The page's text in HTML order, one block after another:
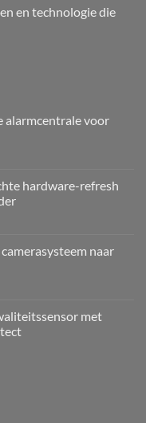
en technologie die
alarmcentrale voor
hardware-refresh
naar
met